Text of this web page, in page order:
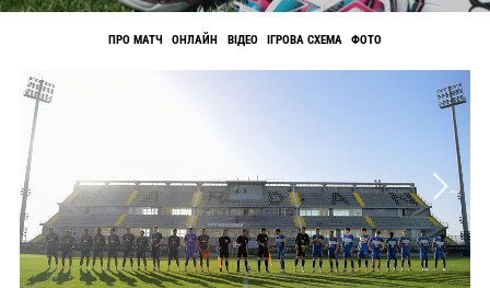
ПРО МАТЧ ОНЛАЙН ВІДЕО ІГРОВА СХЕМА ФОТО